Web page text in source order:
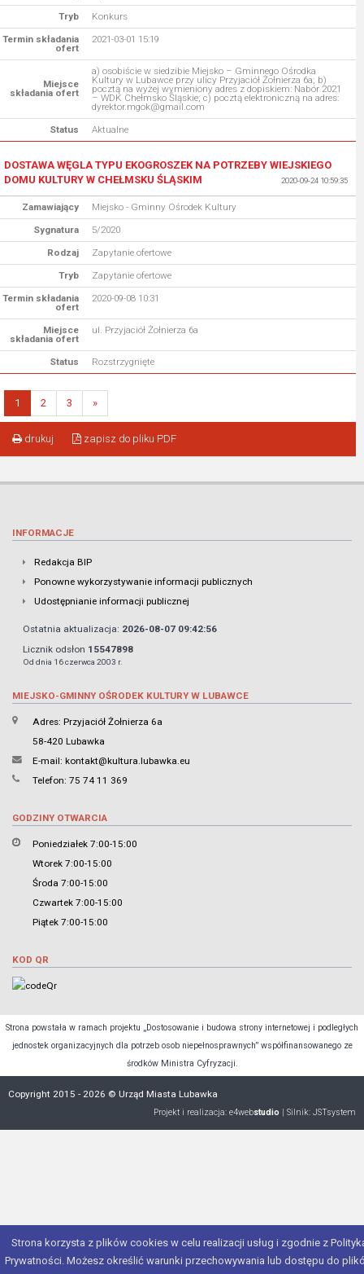
Strona korzysta z plików cookies w celu realizacji usług i zgodnie z
Prywatności. Możesz określić warunki przechowywania lub dostępu do
Tryb
Konkurs
Termin składania
ofert
2021-03-01 15:19
Miejsce
składania ofert
a) osobiście w siedzibie Miejsko – Gminnego Ośrodka
Kultury w Lubawce przy ulicy Przyjaciół Żołnierza 6a; b)
pocztą na wyżej wymieniony adres z dopiskiem: Nabór 2021
– WDK Chełmsko Śląskie; c) pocztą elektroniczną na adres:
dyrektor.mgok@gmail.com
Status
Aktualne
DOSTAWA WĘGLA TYPU EKOGROSZEK NA POTRZEBY WIEJSKIEGO
DOMU KULTURY W CHEŁMSKU ŚLĄSKIM
2020-09-24 10:59:35
Zamawiający
Miejsko - Gminny Ośrodek Kultury
Sygnatura
5/2020
Rodzaj
Zapytanie ofertowe
Tryb
Zapytanie ofertowe
Termin składania
ofert
2020-09-08 10:31
Miejsce
składania ofert
ul. Przyjaciół Żołnierza 6a
Status Rozstrzygnięte
1 2 3 »
drukuj zapisz do pliku PDF
INFORMACJE
Redakcja BIP
Ponowne wykorzystywanie informacji publicznych
Udostępnianie informacji publicznej
Ostatnia aktualizacja: 2026-08-07 09:42:56
Licznik odsłon 15547898
Od dnia 16 czerwca 2003 r.
MIEJSKO-GMINNY OŚRODEK KULTURY W LUBAWCE
Adres: Przyjaciół Żołnierza 6a
58-420 Lubawka
E-mail: kontakt@kultura.lubawka.eu
Telefon: 75 74 11 369
GODZINY OTWARCIA
Poniedziałek 7:00-15:00
Wtorek 7:00-15:00
Środa 7:00-15:00
Czwartek 7:00-15:00
Piątek 7:00-15:00
KOD QR
Strona powstała w ramach projektu „Dostosowanie i budowa strony internetowej i podległych
jednostek organizacyjnych dla potrzeb osob niepełnosprawnych” współfinansowanego ze
środków Ministra Cyfryzacji.
Copyright 2015 - 2026 © Urząd Miasta Lubawka
Projekt i realizacja: e4webstudio | Silnik: JSTsystem